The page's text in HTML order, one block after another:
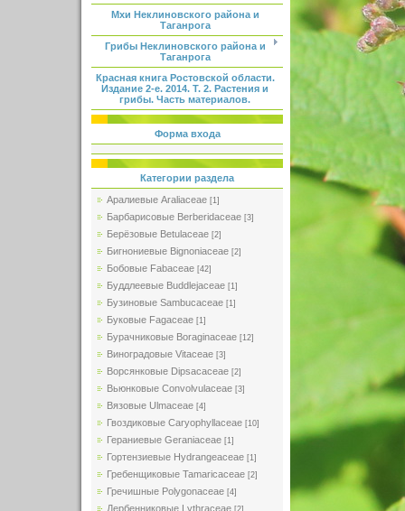
Мхи Неклиновского района и
Таганрога
Грибы Неклиновского района и
Таганрога
Красная книга Ростовской области.
Издание 2-е. 2014. Т. 2. Растения и
грибы. Часть материалов.
Форма входа
Категории раздела
Аралиевые Araliaceae [1]
Барбарисовые Berberidaceae [3]
Берёзовые Betulaceae [2]
Бигнониевые Bignoniaceae [2]
Бобовые Fabaceae [42]
Буддлеевые Buddlejaceae [1]
Бузиновые Sambucaceae [1]
Буковые Fagaceae [1]
Бурачниковые Boraginaceae [12]
Виноградовые Vitaceae [3]
Ворсянковые Dipsacaceae [2]
Вьюнковые Convolvulaceae [3]
Вязовые Ulmaceae [4]
Гвоздиковые Caryophyllaceae [10]
Гераниевые Geraniaceae [1]
Гортензиевые Hydrangeaceae [1]
Гребенщиковые Tamaricaceae [2]
Гречишные Polygonaceae [4]
Дербенниковые Lythraceae [2]